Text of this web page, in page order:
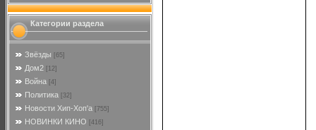
Категории раздела
Звёзды [65]
Дом2 [12]
Война [4]
Политика [32]
Новости Хип-Хоп'а [755]
НОВИНКИ КИНО [416]